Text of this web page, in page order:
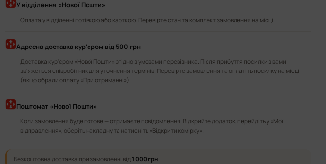
У відділення «Нової Пошти»
Оплата у відділенні готівкою або карткою. Перевірте стан та комплект замовлення на місці.
Адресна доставка кур'єром від 500 грн
Доставка кур'єром «Нової Пошти» згідно з умовами перевізника. Після прибуття посилки з вами
зв'яжеться співробітник для уточнення термінів. Перевірте замовлення та оплатіть посилку на місці
(якщо обрали оплату «При отриманні»).
Поштомат «Нової Пошти»
Коли замовлення буде готове — отримаєте повідомлення. Відкрийте додаток, перейдіть у «Мої
відправлення», оберіть накладну та натисніть «Відкрити комірку».
Безкоштовна доставка при замовленні від1 000 грн